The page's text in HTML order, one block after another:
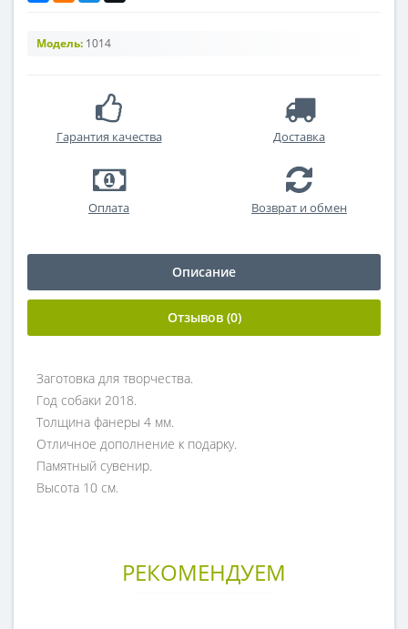
Модель: 1014
Гарантия качества Доставка
Оплата Возврат и обмен
Описание
Отзывов (0)
Заготовка для творчества.
Год собаки 2018.
Толщина фанеры 4 мм.
Отличное дополнение к подарку.
Памятный сувенир.
Высота 10 см.
РЕКОМЕНДУЕМ